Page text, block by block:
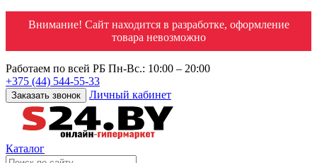
Внимание! Сайт находится в разработке, оформление
товара невозможно
Работаем по всей РБ Пн-Вс.: 10:00 – 20:00
+375 (44) 544-55-33
Заказать звонок Личный кабинет
Каталог